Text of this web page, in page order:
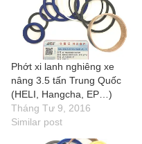
Phớt xi lanh nghiêng xe
nâng 3.5 tấn Trung Quốc
(HELI, Hangcha, EP…)
Tháng Tư 9, 2016
Similar post